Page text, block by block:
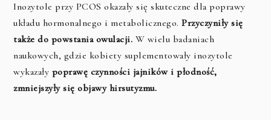
Inozytole przy PCOS okazały się skuteczne dla poprawy
układu hormonalnego i metabolicznego.Przyczyniły się
także do powstania owulacji. W wielu badaniach
naukowych, gdzie kobiety suplementowały inozytole
wykazały poprawę czynności jajników i płodność,
zmniejszyły się objawy hirsutyzmu.